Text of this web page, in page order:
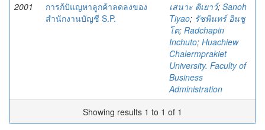
2001
การก้ปัแญหาลูกค้าลดลงของ
สำนักงานบัญชี S.P.
เสนาะ ติเยาว์; Sanoh
Tiyao; รัชพินทร์ อินชู
โต; Radchapin
Inchuto; Huachiew
Chalermprakiet
University. Faculty of
Business
Administration
Showing results 1 to 1 of 1